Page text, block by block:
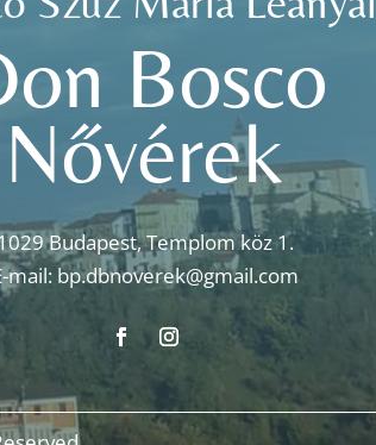
Bosco
Nővérek
Budapest, Templom köz 1.
mail: bp.dbnoverek@gmail.com